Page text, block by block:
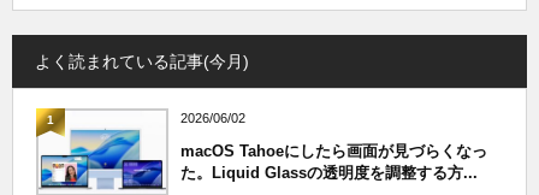
よく読まれている記事(今月)
1 2026/06/02
macOS Tahoeにしたら画面が見づらくなっ
た。Liquid Glassの透明度を調整する方...